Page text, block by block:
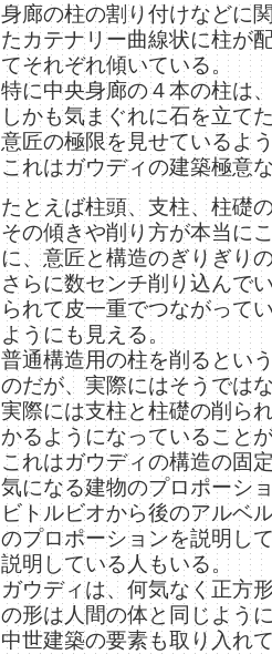
身廊の柱の割り付けなどに
たカテナリー曲線状に柱が
てそれぞれ傾いている。
特に中央身廊の４本の柱は
しかも気まぐれに石を立て
意匠の極限を見せているよ
これはガウディの建築極意
たとえば柱頭、支柱、柱礎
その傾きや削り方が本当に
に、意匠と構造のぎりぎり
さらに数センチ削り込んで
られて皮一重でつながって
ようにも見える。
普通構造用の柱を削るとい
のだが、実際にはそうでは
実際には支柱と柱礎の削ら
かるようになっていること
これはガウディの構造の固
気になる建物のプロポーシ
ビトルビオから後のアルベ
のプロポーションを説明し
説明している人もいる。
ガウディは、何気なく正方
の形は人間の体と同じよう
中世建築の要素も取り入れ